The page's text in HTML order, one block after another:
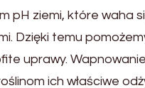
pH ziemi, które waha
Dzięki temu
uprawy.
ich właściwe